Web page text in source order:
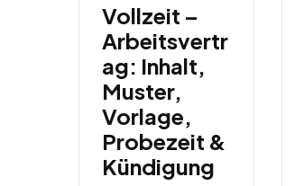
Vollzeit –
Arbeitsvertr
ag: Inhalt,
Muster,
Vorlage,
Probezeit &
Kündigung